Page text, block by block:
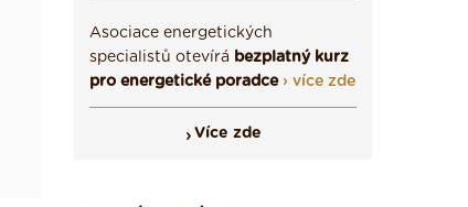
Asociace energetických
specialistů otevírá bezplatný kurz
pro energetické poradce › více zde
Více zde